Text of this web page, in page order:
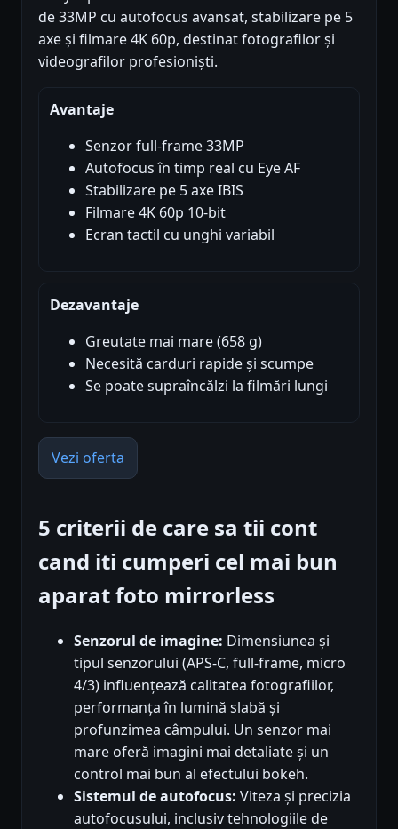
de 33MP cu autofocus avansat, stabilizare pe 5
axe și filmare 4K 60p, destinat fotografilor și
videografilor profesioniști.
Avantaje
Senzor full-frame 33MP
Autofocus în timp real cu Eye AF
Stabilizare pe 5 axe IBIS
Filmare 4K 60p 10-bit
Ecran tactil cu unghi variabil
Dezavantaje
Greutate mai mare (658 g)
Necesită carduri rapide și scumpe
Se poate supraîncălzi la filmări lungi
Vezi oferta
5 criterii de care sa tii cont
cand iti cumperi cel mai bun
aparat foto mirrorless
Senzorul de imagine: Dimensiunea și
tipul senzorului (APS-C, full-frame, micro
4/3) influențează calitatea fotografiilor,
performanța în lumină slabă și
profunzimea câmpului. Un senzor mai
mare oferă imagini mai detaliate și un
control mai bun al efectului bokeh.
Sistemul de autofocus: Viteza și precizia
autofocusului, inclusiv tehnologiile de